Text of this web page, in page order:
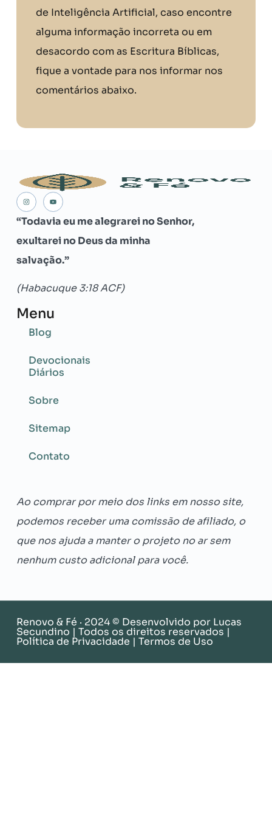
de Inteligência Artificial, caso encontre
alguma informação incorreta ou em
desacordo com as Escritura Bíblicas,
fique a vontade para nos informar nos
comentários abaixo.
“Todavia eu me alegrarei no Senhor,
exultarei no Deus da minha
salvação.”
(Habacuque 3:18 ACF)
Menu
Blog
Devocionais
Diários
Sobre
Sitemap
Contato
Ao comprar por meio dos links em nosso site,
podemos receber uma comissão de afiliado, o
que nos ajuda a manter o projeto no ar sem
nenhum custo adicional para você.
Renovo & Fé · 2024 © Desenvolvido por Lucas
Secundino | Todos os direitos reservados |
Política de Privacidade | Termos de Uso